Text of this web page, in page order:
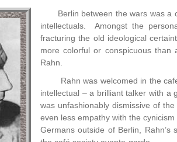
Berlin between the wars was a
intellectuals. Amongst the
fracturing the old ideological
more colorful or conspicuous than
Rahn.
Rahn was welcomed in the
intellectual – a brilliant talker with a
was unfashionably dismissive of
even less empathy with the
Germans outside of Berlin, Rahn’s